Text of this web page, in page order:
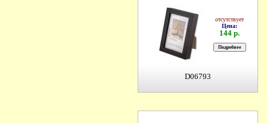
отсутствует
Цена:
144 р.
D06793